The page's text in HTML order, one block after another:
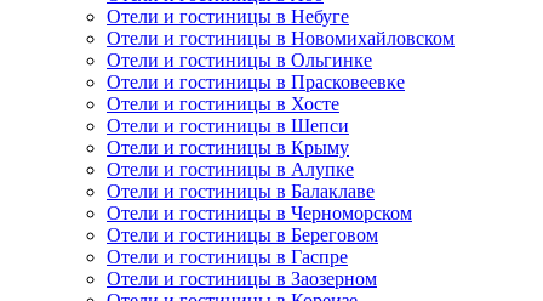
Отели и гостиницы в Небуге
Отели и гостиницы в Новомихайловском
Отели и гостиницы в Ольгинке
Отели и гостиницы в Прасковеевке
Отели и гостиницы в Хосте
Отели и гостиницы в Шепси
Отели и гостиницы в Крыму
Отели и гостиницы в Алупке
Отели и гостиницы в Балаклаве
Отели и гостиницы в Черноморском
Отели и гостиницы в Береговом
Отели и гостиницы в Гаспре
Отели и гостиницы в Заозерном